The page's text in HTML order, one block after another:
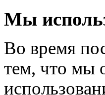
Мы
Во время
тем, что мы